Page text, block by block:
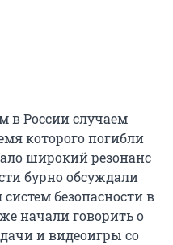
в России случаем
которого погибли
широкий резонанс
бурно обсуждали
безопасности в
начали говорить о
и видеоигры со